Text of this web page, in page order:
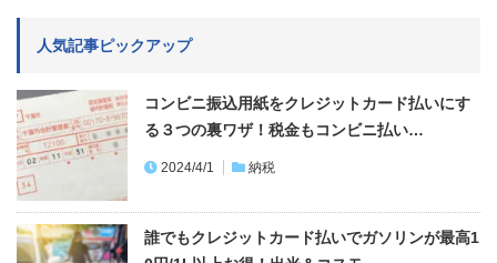
人気記事ピックアップ
コンビニ振込用紙をクレジットカード払いにす
る３つの裏ワザ！税金もコンビニ払い…
2024/4/1 納税
誰でもクレジットカード払いでガソリンが最高1